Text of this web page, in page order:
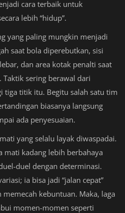
cara terbaik untuk
lebih “hidup”.
yang paling mungkin menjadi
saat bola diperebutkan, sisi
dan area kotak penalti saat
sering berawal dari
tiga titik itu. Begitu salah satu tim
biasanya langsung
ada penyesuaian.
yang selalu layak diwaspadai.
mati kadang lebih berbahaya
duel dengan determinasi.
ia bisa jadi “jalan cepat”
kebuntuan. Maka, laga
momen-momen seperti